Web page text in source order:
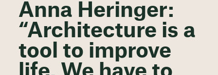
Anna Heringer:
“Architecture is a
tool to improve